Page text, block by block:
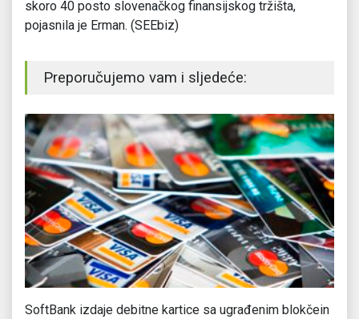
skoro 40 posto slovenačkog finansijskog tržišta,
pojasnila je Erman. (SEEbiz)
Preporučujemo vam i sljedeće:
SoftBank izdaje debitne kartice sa ugrađenim blokčein